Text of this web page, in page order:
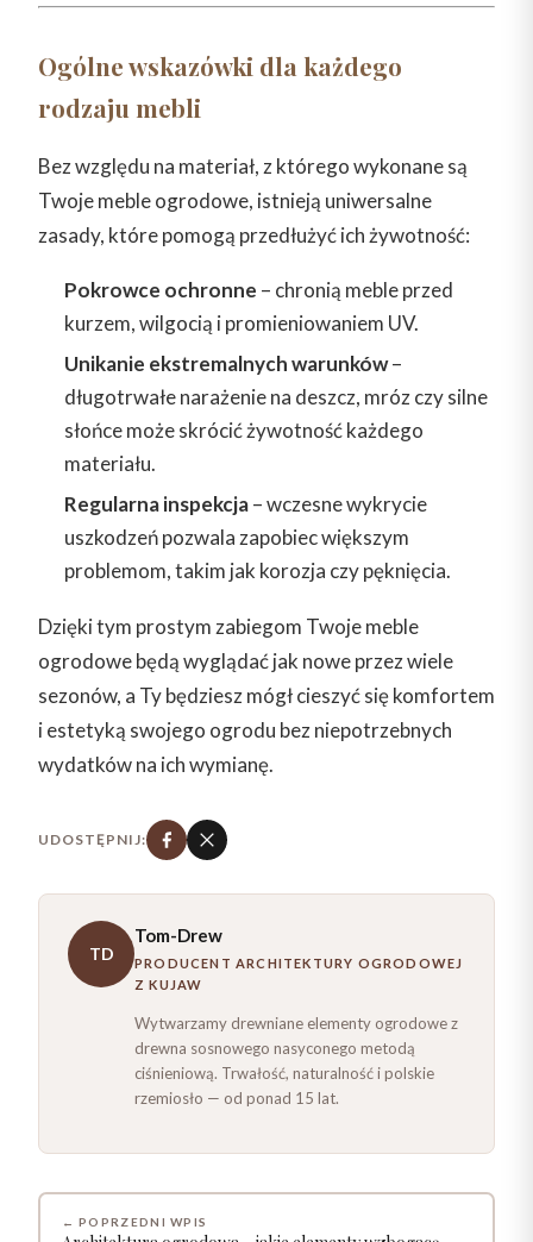
Ogólne wskazówki dla każdego
rodzaju mebli
Bez względu na materiał, z którego wykonane są
Twoje meble ogrodowe, istnieją uniwersalne
zasady, które pomogą przedłużyć ich żywotność:
Pokrowce ochronne – chronią meble przed
kurzem, wilgocią i promieniowaniem UV.
Unikanie ekstremalnych warunków–
długotrwałe narażenie na deszcz, mróz czy silne
słońce może skrócić żywotność każdego
materiału.
Regularna inspekcja– wczesne wykrycie
uszkodzeń pozwala zapobiec większym
problemom, takim jak korozja czy pęknięcia.
Dzięki tym prostym zabiegom Twoje meble
ogrodowe będą wyglądać jak nowe przez wiele
sezonów, a Ty będziesz mógł cieszyć się komfortem
i estetyką swojego ogrodu bez niepotrzebnych
wydatków na ich wymianę.
UDOSTĘPNIJ:
TD
Tom-Drew
PRODUCENT ARCHITEKTURY OGRODOWEJ
Z KUJAW
Wytwarzamy drewniane elementy ogrodowe z
drewna sosnowego nasyconego metodą
ciśnieniową. Trwałość, naturalność i polskie
rzemiosło — od ponad 15 lat.
← POPRZEDNI WPIS